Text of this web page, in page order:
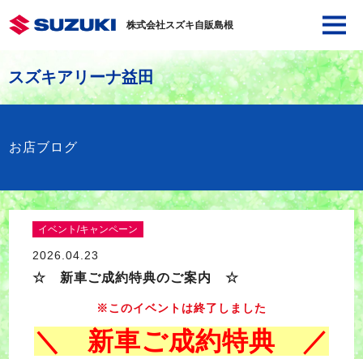
株式会社スズキ自販島根
スズキアリーナ益田
お店ブログ
イベント/キャンペーン
2026.04.23
☆ 新車ご成約特典のご案内 ☆
※このイベントは終了しました
＼ 新車ご成約特典 ／